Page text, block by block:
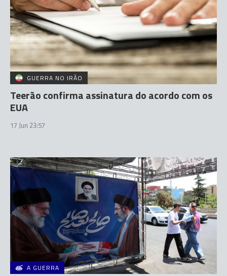
GUERRA NO IRÃO
Teerão confirma assinatura do acordo com os
EUA
17 Jun 23:57
A GUERRA